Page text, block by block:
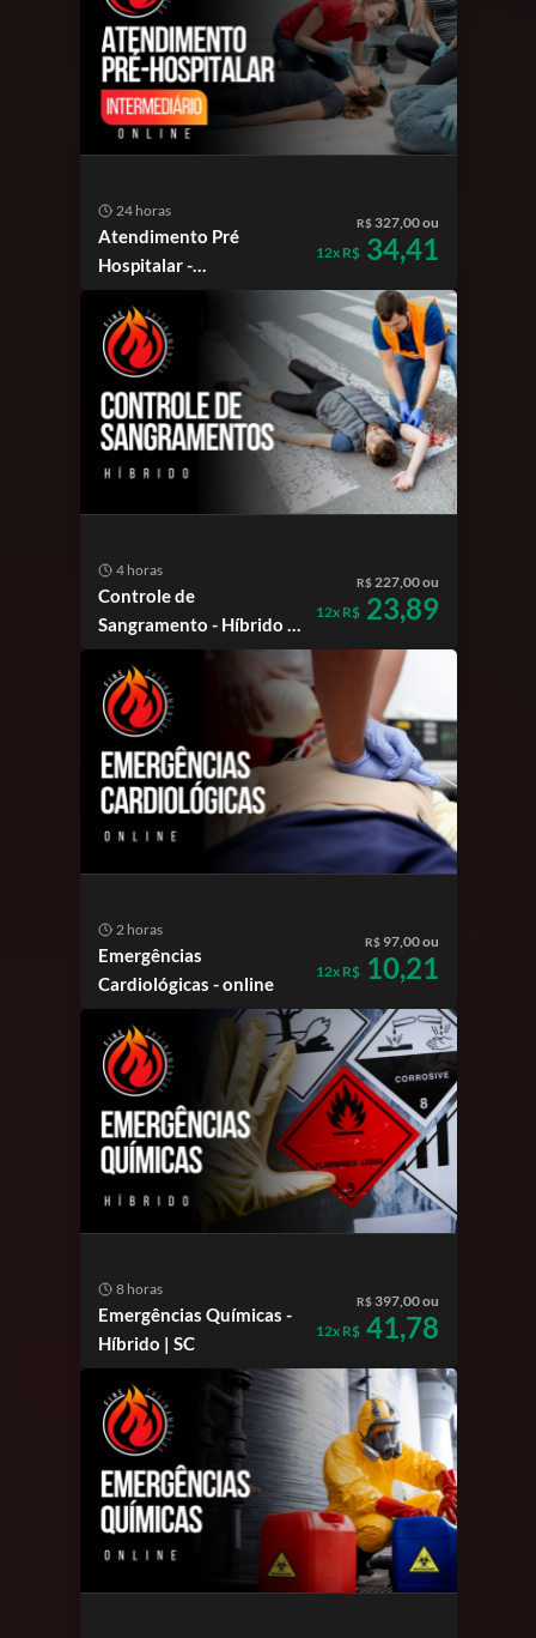
24 horas
Atendimento Pré
Hospitalar -
Intermediário - online
R$327,00 ou
12x R$34,41
4 horas
Controle de
Sangramento - Híbrido |
SC
R$227,00 ou
12x R$23,89
2 horas
Emergências
Cardiológicas - online
R$97,00 ou
12x R$10,21
8 horas
Emergências Químicas -
Híbrido | SC
R$397,00 ou
12x R$41,78